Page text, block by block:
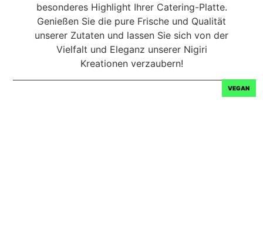
besonderes Highlight Ihrer Catering-Platte.
Genießen Sie die pure Frische und Qualität
unserer Zutaten und lassen Sie sich von der
Vielfalt und Eleganz unserer Nigiri
Kreationen verzaubern!
VEGAN